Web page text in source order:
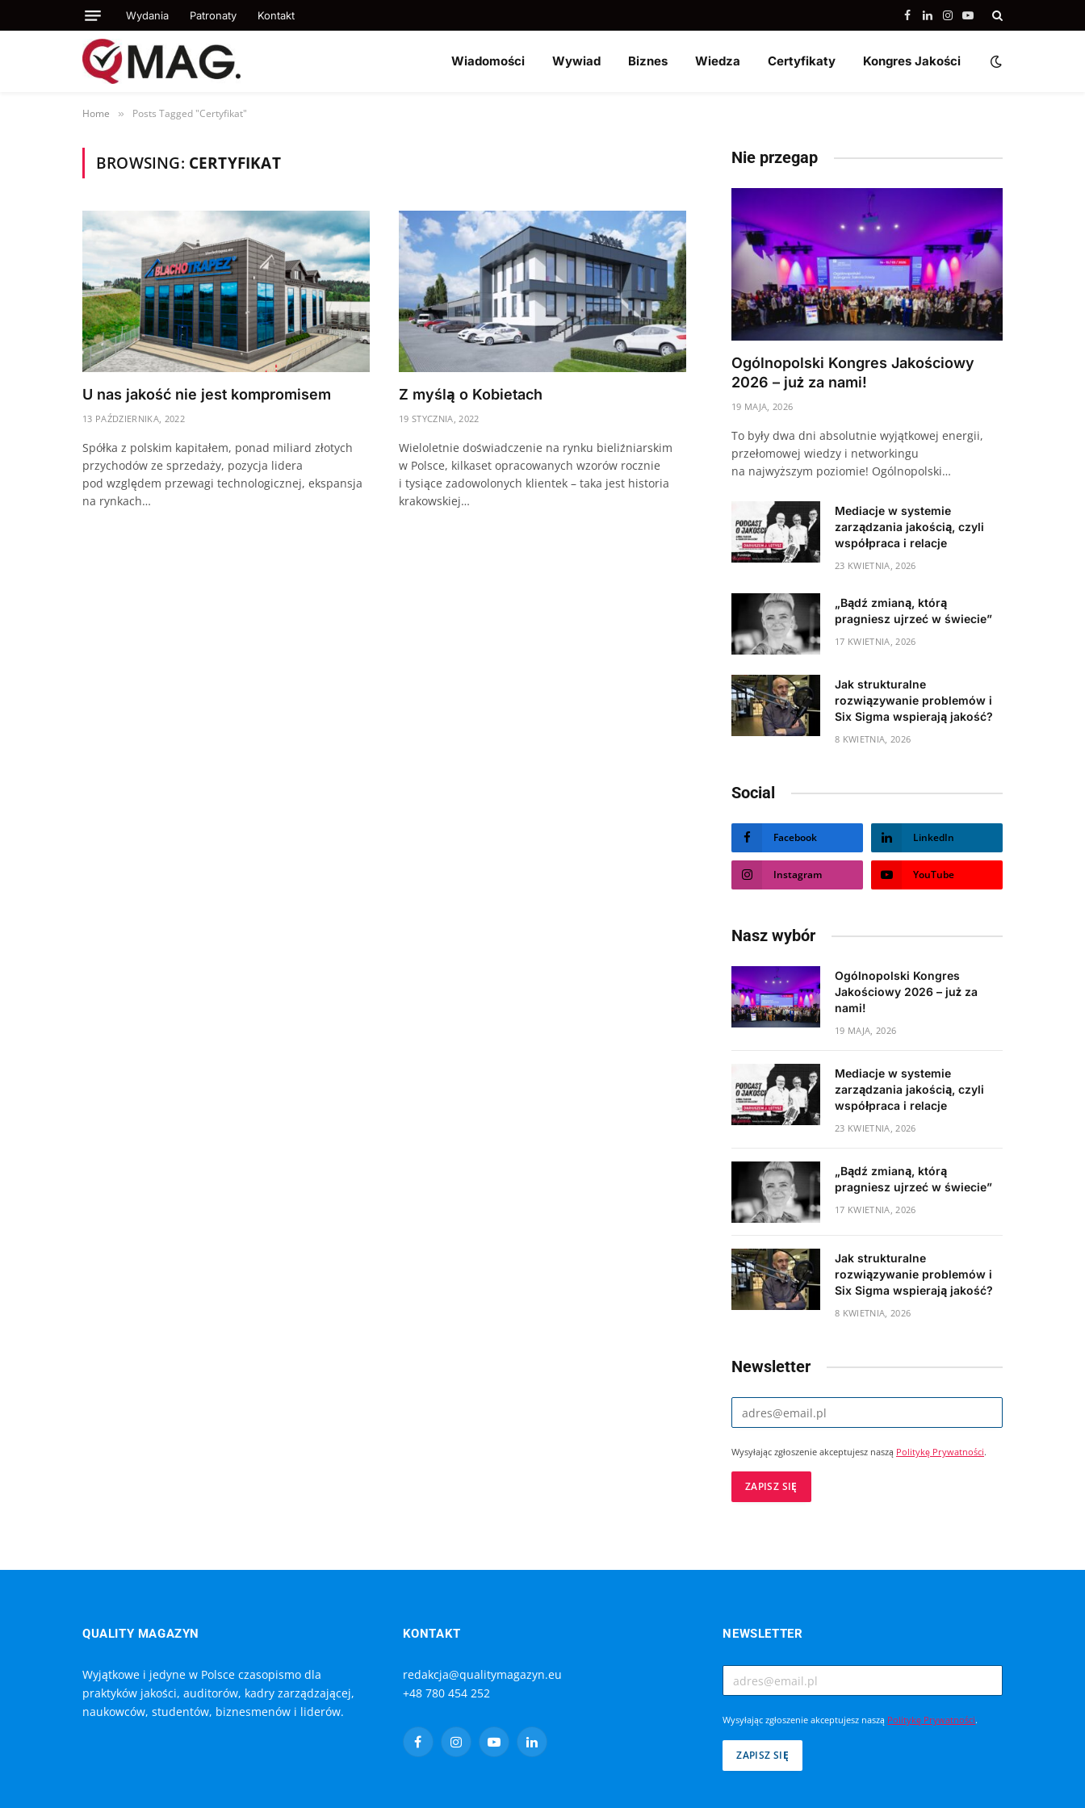
Wydania Patronaty Kontakt Facebook
LinkedIn
Instagram
YouTube
Wiadomości Wywiad Biznes Wiedza Certyfikaty Kongres Jakości
Home » Posts Tagged "Certyfikat"
BROWSING: CERTYFIKAT
U nas jakość nie jest kompromisem
13 PAŹDZIERNIKA, 2022
Spółka z polskim kapitałem, ponad miliard złotych
przychodów ze sprzedaży, pozycja lidera
pod względem przewagi technologicznej, ekspansja
na rynkach…
Z myślą o Kobietach
19 STYCZNIA, 2022
Wieloletnie doświadczenie na rynku bieliźniarskim
w Polsce, kilkaset opracowanych wzorów rocznie
i tysiące zadowolonych klientek – taka jest historia
krakowskiej…
Nie przegap
Ogólnopolski Kongres Jakościowy
2026 – już za nami!
19 MAJA, 2026
To były dwa dni absolutnie wyjątkowej energii,
przełomowej wiedzy i networkingu
na najwyższym poziomie! Ogólnopolski…
Mediacje w systemie
zarządzania jakością, czyli
współpraca i relacje
23 KWIETNIA, 2026
„Bądź zmianą, którą
pragniesz ujrzeć w świecie”
17 KWIETNIA, 2026
Jak strukturalne
rozwiązywanie problemów i
Six Sigma wspierają jakość?
8 KWIETNIA, 2026
Social
Facebook LinkedIn
Instagram YouTube
Nasz wybór
Ogólnopolski Kongres
Jakościowy 2026 – już za
nami!
19 MAJA, 2026
Mediacje w systemie
zarządzania jakością, czyli
współpraca i relacje
23 KWIETNIA, 2026
„Bądź zmianą, którą
pragniesz ujrzeć w świecie”
17 KWIETNIA, 2026
Jak strukturalne
rozwiązywanie problemów i
Six Sigma wspierają jakość?
8 KWIETNIA, 2026
Newsletter
Wysyłając zgłoszenie akceptujesz naszą Politykę Prywatności.
QUALITY MAGAZYN
Wyjątkowe i jedyne w Polsce czasopismo dla
praktyków jakości, auditorów, kadry zarządzającej,
naukowców, studentów, biznesmenów i liderów.
KONTAKT
redakcja@qualitymagazyn.eu
+48 780 454 252
FacebookInstagramYouTubeLinkedIn
NEWSLETTER
Wysyłając zgłoszenie akceptujesz naszą Politykę Prywatności.